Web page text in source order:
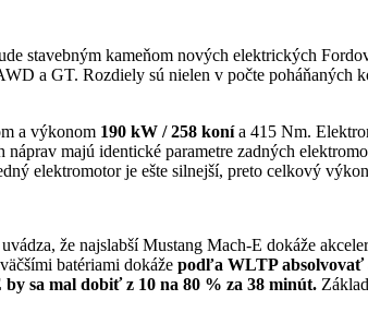
stavebným kameňom nových elektrických
a GT. Rozdiely sú nielen v počte poháňaných
a výkonom 190 kW / 258 konía 415 Nm.
majú identické parametre zadných
elektromotor je ešte silnejší, preto celkový
že najslabší Mustang Mach-E dokáže
batériami dokáže podľa WLTP absolvovať
by sa mal dobiť z 10 na 80 % za 38 minút.